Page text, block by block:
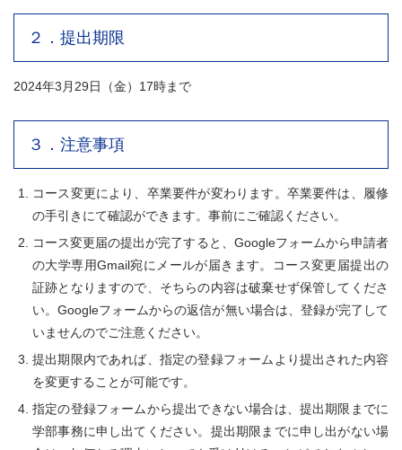
２．提出期限
2024年3月29日（金）17時まで
３．注意事項
コース変更により、卒業要件が変わります。卒業要件は、履修
の手引きにて確認ができます。事前にご確認ください。
コース変更届の提出が完了すると、Googleフォームから申請者
の大学専用Gmail宛にメールが届きます。コース変更届提出の
証跡となりますので、そちらの内容は破棄せず保管してくださ
い。Googleフォームからの返信が無い場合は、登録が完了して
いませんのでご注意ください。
提出期限内であれば、指定の登録フォームより提出された内容
を変更することが可能です。
指定の登録フォームから提出できない場合は、提出期限までに
学部事務に申し出てください。提出期限までに申し出がない場